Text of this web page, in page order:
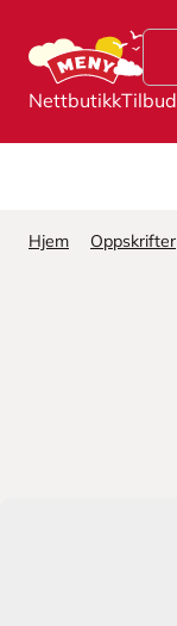
NettbutikkTilbud
Hjem Oppskrifter